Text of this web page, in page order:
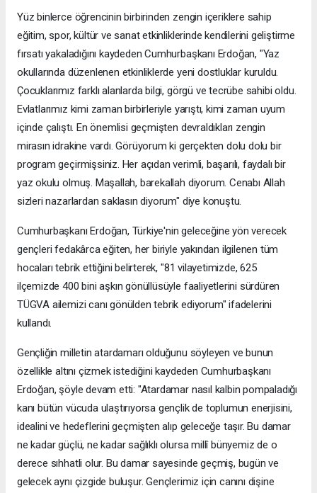
Yüz binlerce öğrencinin birbirinden zengin içeriklere sahip
eğitim, spor, kültür ve sanat etkinliklerinde kendilerini geliştirme
fırsatı yakaladığını kaydeden Cumhurbaşkanı Erdoğan, "Yaz
okullarında düzenlenen etkinliklerde yeni dostluklar kuruldu.
Çocuklarımız farklı alanlarda bilgi, görgü ve tecrübe sahibi oldu.
Evlatlarımız kimi zaman birbirleriyle yarıştı, kimi zaman uyum
içinde çalıştı. En önemlisi geçmişten devraldıkları zengin
mirasın idrakine vardı. Görüyorum ki gerçekten dolu dolu bir
program geçirmişsiniz. Her açıdan verimli, başarılı, faydalı bir
yaz okulu olmuş. Maşallah, barekallah diyorum. Cenabı Allah
sizleri nazarlardan saklasın diyorum" diye konuştu.
Cumhurbaşkanı Erdoğan, Türkiye'nin geleceğine yön verecek
gençleri fedakârca eğiten, her biriyle yakından ilgilenen tüm
hocaları tebrik ettiğini belirterek, "81 vilayetimizde, 625
ilçemizde 400 bini aşkın gönüllüsüyle faaliyetlerini sürdüren
TÜGVA ailemizi canı gönülden tebrik ediyorum" ifadelerini
kullandı.
Gençliğin milletin atardamarı olduğunu söyleyen ve bunun
özellikle altını çizmek istediğini kaydeden Cumhurbaşkanı
Erdoğan, şöyle devam etti: "Atardamar nasıl kalbin pompaladığı
kanı bütün vücuda ulaştırıyorsa gençlik de toplumun enerjisini,
idealini ve hedeflerini geçmişten alıp geleceğe taşır. Bu damar
ne kadar güçlü, ne kadar sağlıklı olursa millî bünyemiz de o
derece sıhhatli olur. Bu damar sayesinde geçmiş, bugün ve
gelecek aynı çizgide buluşur. Gençlerimiz için canını dişine